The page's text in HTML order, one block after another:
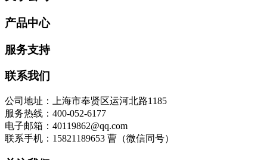
产品中心
服务支持
联系我们
公司地址：上海市奉贤区运河北路1185
服务热线：400-052-6177
电子邮箱：40119862@qq.com
联系手机：15821189653 曹（微信同号）